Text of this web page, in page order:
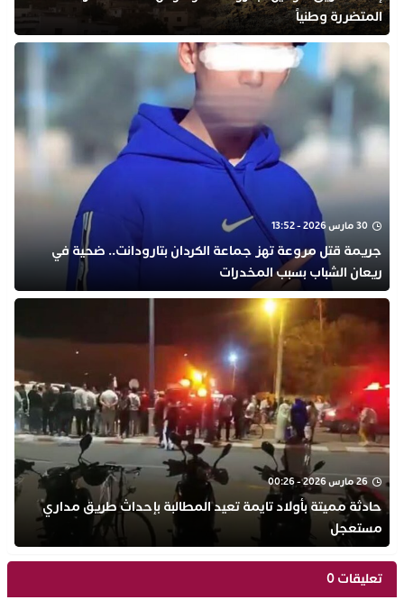
المتضررة وطنياً
30 مارس 2026 - 13:52
جريمة قتل مروعة تهز جماعة الكردان بتارودانت.. ضحية في
ريعان الشباب بسبب المخدرات
26 مارس 2026 - 00:26
حادثة مميتة بأولاد تايمة تعيد المطالبة بإحداث طريق مداري
مستعجل
تعليقات 0